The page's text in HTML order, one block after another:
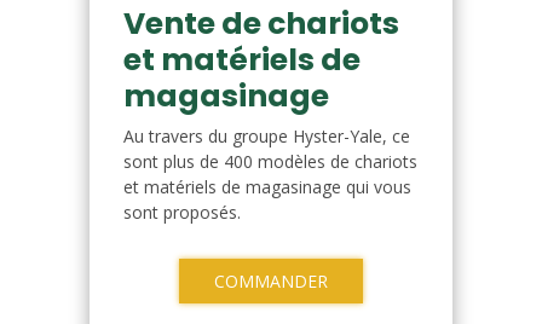
Vente de chariots
et matériels de
magasinage
Au travers du groupe Hyster-Yale, ce
sont plus de 400 modèles de chariots
et matériels de magasinage qui vous
sont proposés.
COMMANDER